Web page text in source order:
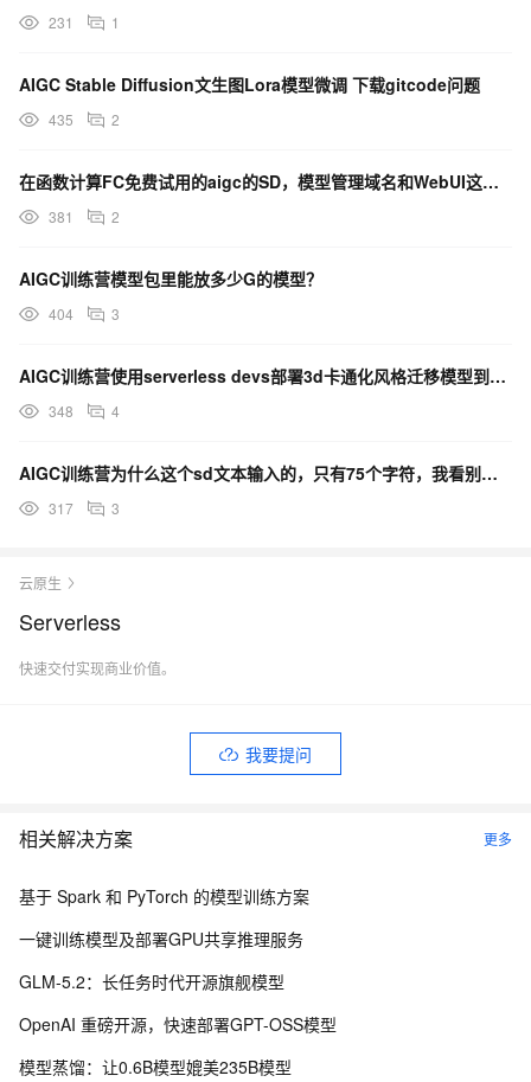
231 1
AIGC Stable Diffusion文生图Lora模型微调 下载gitcode问题
435 2
在函数计算FC免费试用的aigc的SD，模型管理域名和WebUI这两个网页总是显示错误代码，怎么办？
381 2
AIGC训练营模型包里能放多少G的模型？
404 3
AIGC训练营使用serverless devs部署3d卡通化风格迁移模型到阿里云函数计算上。这个？
348 4
AIGC训练营为什么这个sd文本输入的，只有75个字符，我看别人的有180个字符呢？
317 3
云原生
Serverless
快速交付实现商业价值。
我要提问
相关解决方案 更多
基于 Spark 和 PyTorch 的模型训练方案
一键训练模型及部署GPU共享推理服务
GLM-5.2：长任务时代开源旗舰模型
OpenAI 重磅开源，快速部署GPT-OSS模型
模型蒸馏：让0.6B模型媲美235B模型